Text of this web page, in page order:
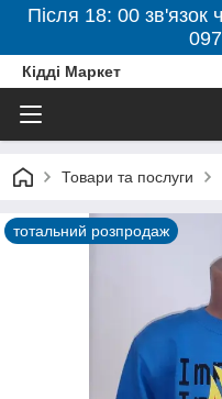
Після 18: 00 зв'язок
Кідді Маркет
Товари та послуги
тотальний розпродаж